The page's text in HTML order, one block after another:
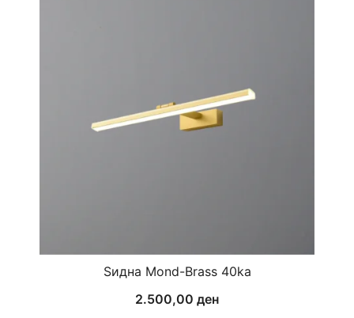
Ѕидна Mond-Brass 40ka
2.500,00 ден